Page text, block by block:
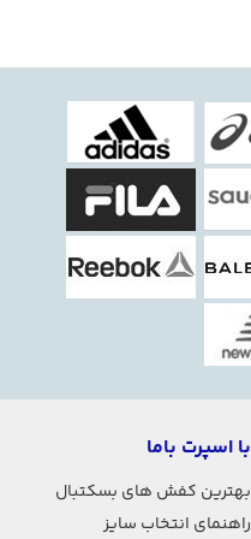
با اسپرت باما
بهترین کفش های بسکتبال
راهنمای انتخاب سایز